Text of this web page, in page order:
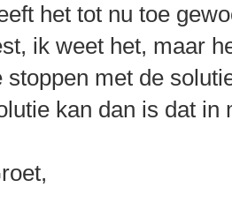
het tot nu toe
ik weet het, maar
stoppen met de
kan dan is dat in